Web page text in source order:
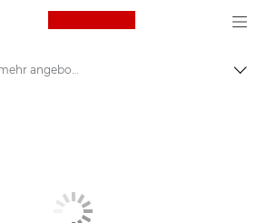
Canon Logo, back
Auf
Archiv für nicht mehr angebotene Objektive